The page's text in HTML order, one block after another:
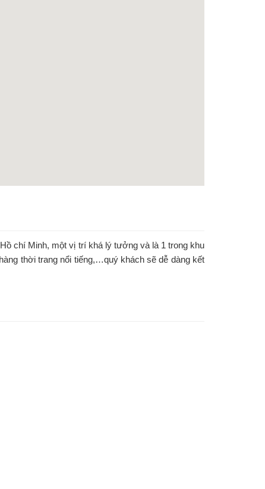
chí Minh, một vị trí khá lý tưởng và là 1 trong khu
thời trang nổi tiếng,…quý khách sẽ dễ dàng kết